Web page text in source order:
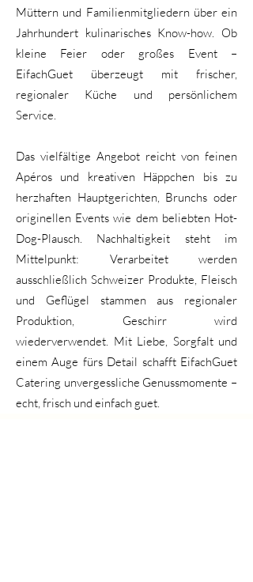
Müttern und Familienmitgliedern über ein
Jahrhundert kulinarisches Know-how. Ob
kleine Feier oder großes Event –
EifachGuet überzeugt mit frischer,
regionaler Küche und persönlichem
Service.
Das vielfältige Angebot reicht von feinen
Apéros und kreativen Häppchen bis zu
herzhaften Hauptgerichten, Brunchs oder
originellen Events wie dem beliebten Hot-
Dog-Plausch. Nachhaltigkeit steht im
Mittelpunkt: Verarbeitet werden
ausschließlich Schweizer Produkte, Fleisch
und Geflügel stammen aus regionaler
Produktion, Geschirr wird
wiederverwendet. Mit Liebe, Sorgfalt und
einem Auge fürs Detail schafft EifachGuet
Catering unvergessliche Genussmomente –
echt, frisch und einfach guet.